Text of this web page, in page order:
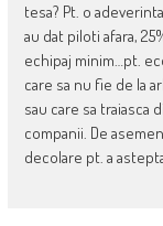
tesa? Pt. o
au dat piloti afara,
echipaj minim…pt.
care sa nu fie de la
sau care sa traiasca
companii. De
decolare pt. a